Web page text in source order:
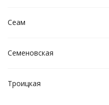
Сеам
Семеновская
Троицкая